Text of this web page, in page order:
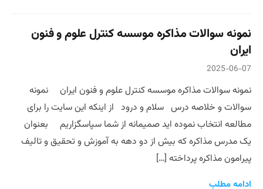
نمونه سوالات مذاکره موسسه کنترل علوم و فنون
ایران
2025-06-07
نمونه سوالات مذاکره موسسه کنترل علوم و فنون ایران نمونه
سوالات و خلاصه درس سلام و درود از اینکه این سایت را برای
مطالعه انتخاب نموده اید صمیمانه از شما سپاسگزاریم بعنوان
یک مدرس مذاکره که بیش از دو دهه به آموزش و تحقیق و تالیف
پیرامون مذاکره پرداخته […]
ادامه مطلب